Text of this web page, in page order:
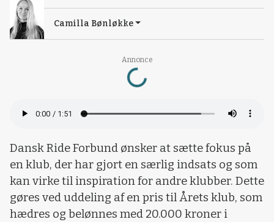
Annonce
Loading...
Camilla Bønløkke
Dansk Ride Forbund ønsker at sætte fokus på
en klub, der har gjort en særlig indsats og som
kan virke til inspiration for andre klubber. Dette
gøres ved uddeling af en pris til Årets klub, som
hædres og belønnes med 20.000 kroner i